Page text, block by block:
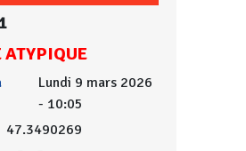
ATYPIQUE
Lundi 9 mars 2026
- 10:05
47.3490269